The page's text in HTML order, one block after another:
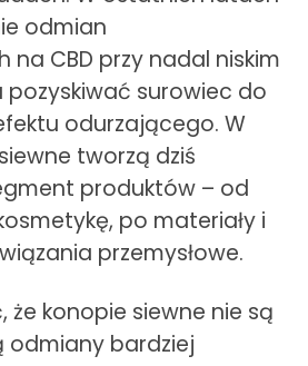
odmian
na CBD przy nadal niskim
pozyskiwać surowiec do
odurzającego. W
tworzą dziś
produktów – od
po materiały i
przemysłowe.
konopie siewne nie są
odmiany bardziej